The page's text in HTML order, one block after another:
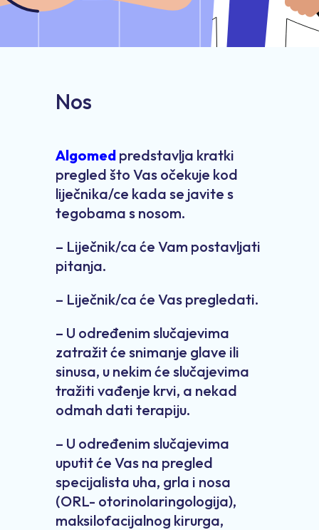
Nos
Algomed predstavlja kratki
pregled što Vas očekuje kod
liječnika/ce kada se javite s
tegobama s nosom.
– Liječnik/ca će Vam postavljati
pitanja.
– Liječnik/ca će Vas pregledati.
– U određenim slučajevima
zatražit će snimanje glave ili
sinusa, u nekim će slučajevima
tražiti vađenje krvi, a nekad
odmah dati terapiju.
– U određenim slučajevima
uputit će Vas na pregled
specijalista uha, grla i nosa
(ORL- otorinolaringologija),
maksilofacijalnog kirurga,